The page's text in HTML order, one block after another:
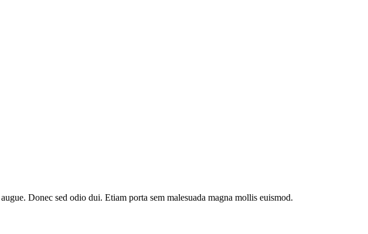
Donec sed odio dui. Etiam porta sem malesuada magna mollis euismod.